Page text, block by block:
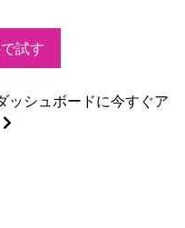
試す
シュボードに今すぐア